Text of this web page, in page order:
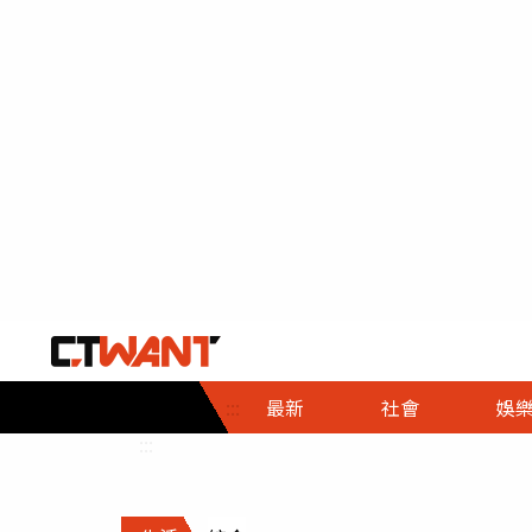
::: 最新 社會
社會首頁
時事
調查
娛樂
娛樂首頁
即時
財經首頁
熱線
政